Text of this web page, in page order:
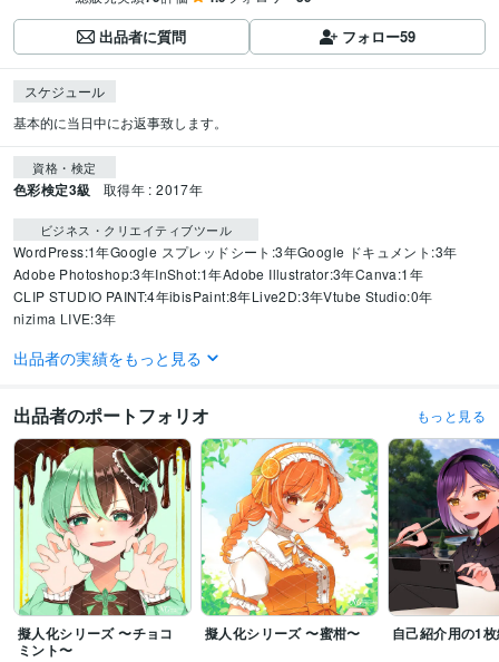
出品者に質問 フォロー59
スケジュール
基本的に当日中にお返事致します。
資格・検定
色彩検定3級 取得年 : 2017年
ビジネス・クリエイティブツール
WordPress:1年Google スプレッドシート:3年Google ドキュメント:3年
Adobe Photoshop:3年InShot:1年Adobe Illustrator:3年Canva:1年
CLIP STUDIO PAINT:4年ibisPaint:8年Live2D:3年Vtube Studio:0年
nizima LIVE:3年
得意分野
作成
イラスト 漫画 アイコン 小説
語学力
英語 日常会話レベル
出品者の実績をもっと見る
出品者のポートフォリオ もっと見る
擬人化シリーズ 〜チョコ
ミント〜
擬人化シリーズ 〜蜜柑〜 自己紹介用の1